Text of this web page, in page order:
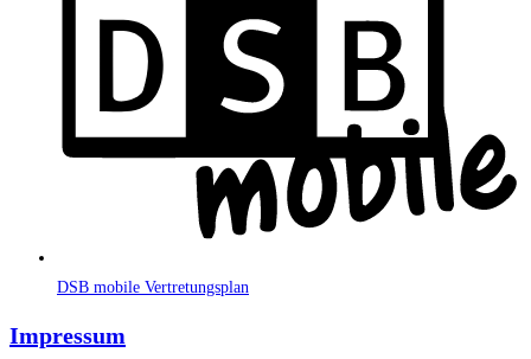
DSB mobile Vertretungsplan
Impressum